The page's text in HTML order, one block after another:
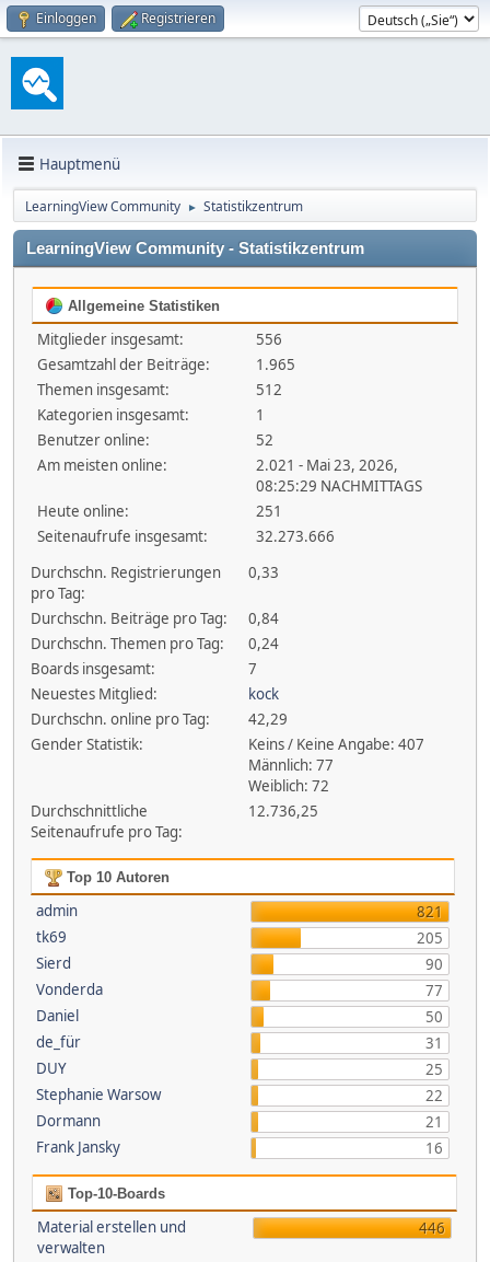
Einloggen Registrieren
Hauptmenü
LearningView Community ► Statistikzentrum
LearningView Community - Statistikzentrum
Allgemeine Statistiken
Mitglieder insgesamt:
556
Gesamtzahl der Beiträge:
1.965
Themen insgesamt:
512
Kategorien insgesamt:
1
Benutzer online:
52
Am meisten online:
2.021 - Mai 23, 2026,
08:25:29 NACHMITTAGS
Heute online:
251
Seitenaufrufe insgesamt:
32.273.666
Durchschn. Registrierungen
pro Tag:
0,33
Durchschn. Beiträge pro Tag:
0,84
Durchschn. Themen pro Tag:
0,24
Boards insgesamt:
7
Neuestes Mitglied:
kock
Durchschn. online pro Tag:
42,29
Gender Statistik:
Keins / Keine Angabe: 407
Männlich: 77
Weiblich: 72
Durchschnittliche
Seitenaufrufe pro Tag:
12.736,25
Top 10 Autoren
admin
821
tk69
205
Sierd
90
Vonderda
77
Daniel
50
de_für
31
DUY
25
Stephanie Warsow
22
Dormann
21
Frank Jansky
16
Top-10-Boards
Material erstellen und
verwalten
446